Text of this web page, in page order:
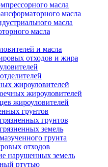
масла
масла
масла
масла
и масла
отходов и жира
жироуловителей
жироуловителей
жироуловителей
грунтов
грунтов
земель
грунта
отходов
нарушенных земель
ртутью